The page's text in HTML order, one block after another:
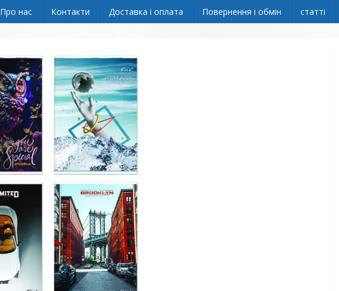
Про нас Контакти Доставка і оплата Повернення і обмін статті